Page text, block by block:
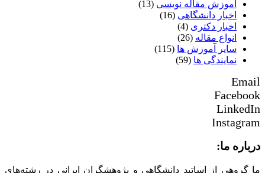
آموزش مقاله نویسی (13)
اخبار دانشگاهی (16)
اخبار دکتری (4)
انواع مقاله (26)
سایر آموزش ها (115)
نمایندگی ها (59)
Email
Facebook
LinkedIn
Instagram
درباره ما:
ما گروهی از اساتید دانشگاهی و پژوهشگران ایرانی در رشته‌های